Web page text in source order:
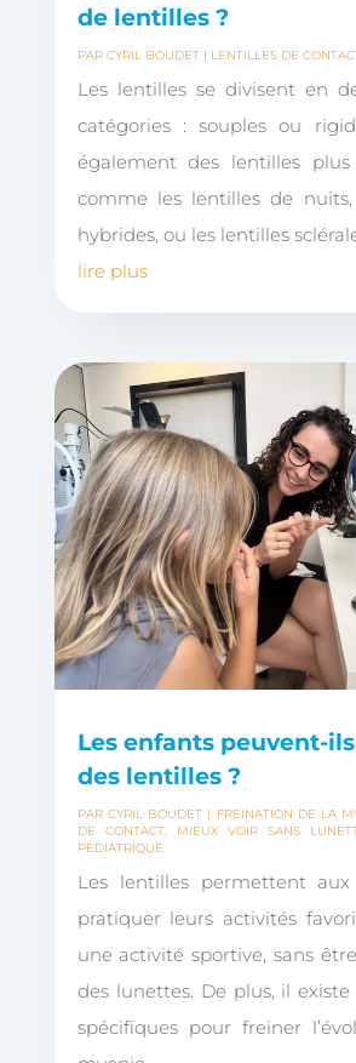
de lentilles ?
PAR CYRIL BOUDET| LENTILLES DE
Les lentilles se divisent en
catégories : souples ou
également des lentilles plus
comme les lentilles de
hybrides, ou les lentilles
lire plus
Les enfants peuvent-
des lentilles ?
PAR CYRIL BOUDET | FREINATION DE LA
DE CONTACT, MIEUX VOIR SANS
PÉDIATRIQUE
Les lentilles permettent
pratiquer leurs activités
une activité sportive, sans
des lunettes. De plus, il
spécifiques pour freiner